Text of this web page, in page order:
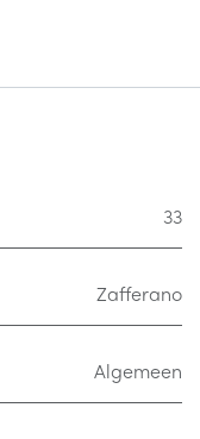
33
Zafferano
Algemeen